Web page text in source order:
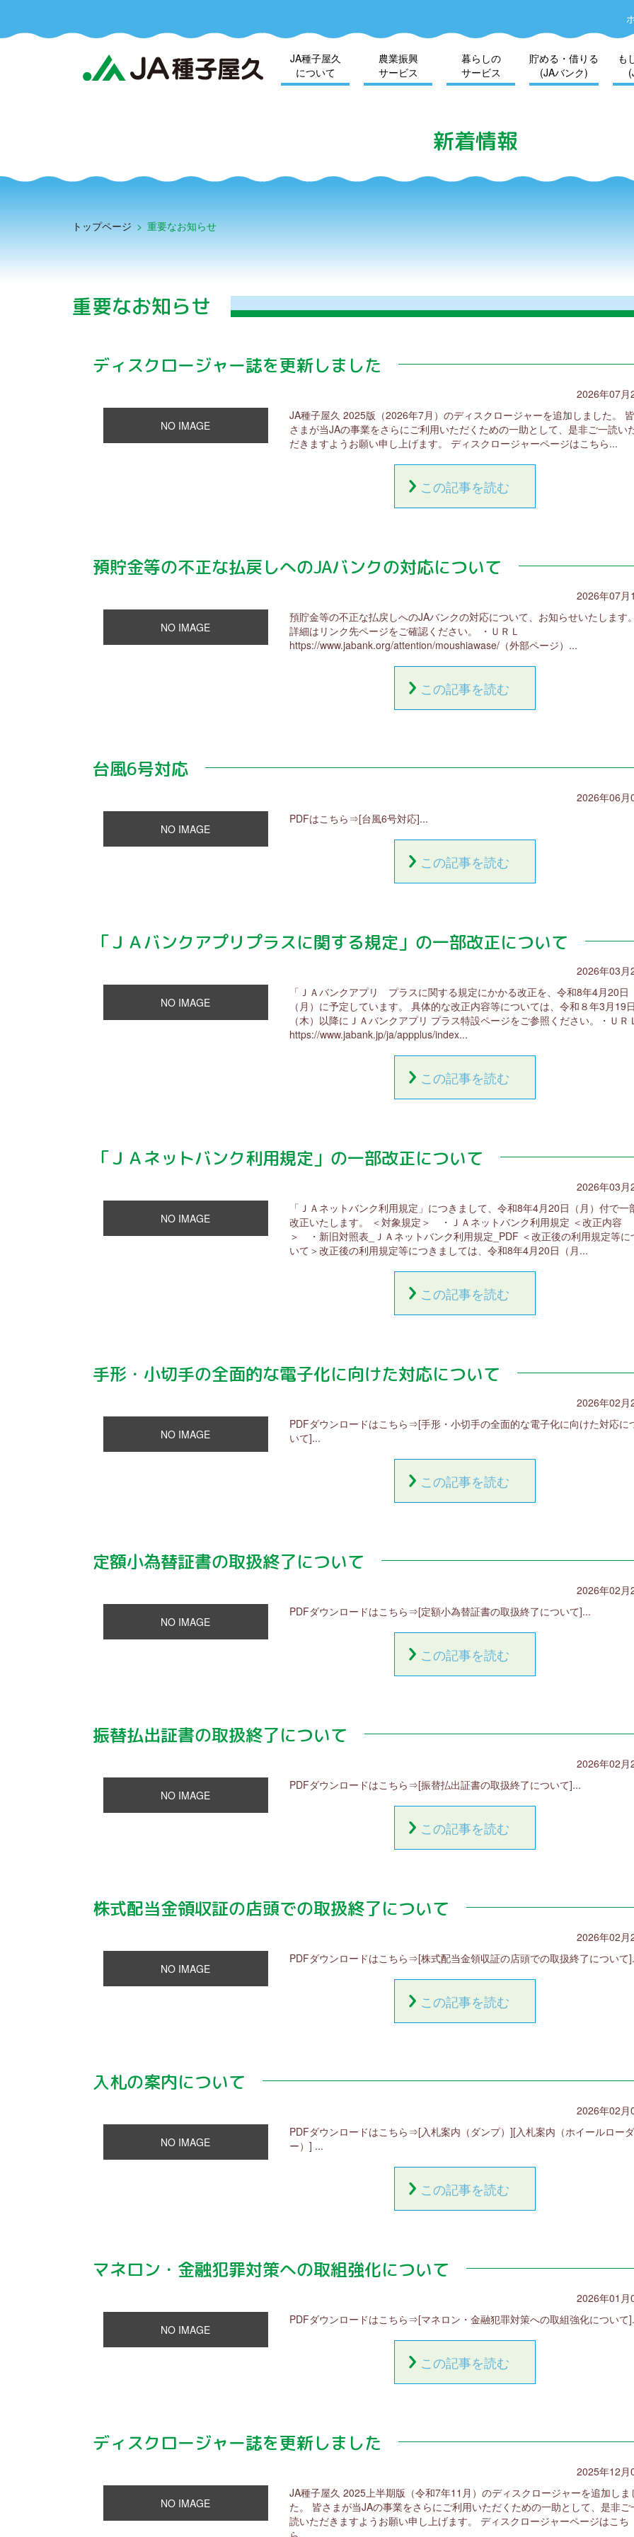
JA種子屋久
について
農業振興
サービス
暮らしの
サービス
貯める・借りる
(JAバンク)
も
新着情報
トップページ > 重要なお知らせ
重要なお知らせ
ディスクロージャー誌を更新しました
2026年07月
NO IMAGE
JA種子屋久 2025版（2026年7月）のディスクロージャーを追加しました。 皆
さまが当JAの事業をさらにご利用いただくための一助として、是非ご一読い
だきますようお願い申し上げます。 ディスクロージャーページはこちら...
この記事を読む
預貯金等の不正な払戻しへのJAバンクの対応について
2026年07月
NO IMAGE
預貯金等の不正な払戻しへのJAバンクの対応について、お知らせいたします。
詳細はリンク先ページをご確認ください。 ・ＵＲＬ
https://www.jabank.org/attention/moushiawase/（外部ページ）...
この記事を読む
台風6号対応
2026年06月
NO IMAGE
PDFはこちら⇒[台風6号対応]...
この記事を読む
「ＪＡバンクアプリプラスに関する規定」の一部改正について
2026年03月
NO IMAGE
「ＪＡバンクアプリ プラスに関する規定にかかる改正を、令和8年4月20日
（月）に予定しています。 具体的な改正内容等については、令和８年3月19日
（木）以降にＪＡバンクアプリ プラス特設ページをご参照ください。・ＵＲ
https://www.jabank.jp/ja/appplus/index...
この記事を読む
「ＪＡネットバンク利用規定」の一部改正について
2026年03月
NO IMAGE
「ＪＡネットバンク利用規定」につきまして、令和8年4月20日（月）付で一
改正いたします。 ＜対象規定＞ ・ＪＡネットバンク利用規定 ＜改正内容
＞ ・新旧対照表_ＪＡネットバンク利用規定_PDF ＜改正後の利用規定等に
いて＞改正後の利用規定等につきましては、令和8年4月20日（月...
この記事を読む
手形・小切手の全面的な電子化に向けた対応について
2026年02月
NO IMAGE
PDFダウンロードはこちら⇒[手形・小切手の全面的な電子化に向けた対応に
いて]...
この記事を読む
定額小為替証書の取扱終了について
2026年02月
NO IMAGE
PDFダウンロードはこちら⇒[定額小為替証書の取扱終了について]...
この記事を読む
振替払出証書の取扱終了について
2026年02月
NO IMAGE
PDFダウンロードはこちら⇒[振替払出証書の取扱終了について]...
この記事を読む
株式配当金領収証の店頭での取扱終了について
2026年02月
NO IMAGE
PDFダウンロードはこちら⇒[株式配当金領収証の店頭での取扱終了について
この記事を読む
入札の案内について
2026年02月
NO IMAGE
PDFダウンロードはこちら⇒[入札案内（ダンプ）][入札案内（ホイールローダ
ー）] ...
この記事を読む
マネロン・金融犯罪対策への取組強化について
2026年01月
NO IMAGE
PDFダウンロードはこちら⇒[マネロン・金融犯罪対策への取組強化について
この記事を読む
ディスクロージャー誌を更新しました
2025年12月
NO IMAGE
JA種子屋久 2025上半期版（令和7年11月）のディスクロージャーを追加しま
た。 皆さまが当JAの事業をさらにご利用いただくための一助として、是非ご
読いただきますようお願い申し上げます。 ディスクロージャーページはこち